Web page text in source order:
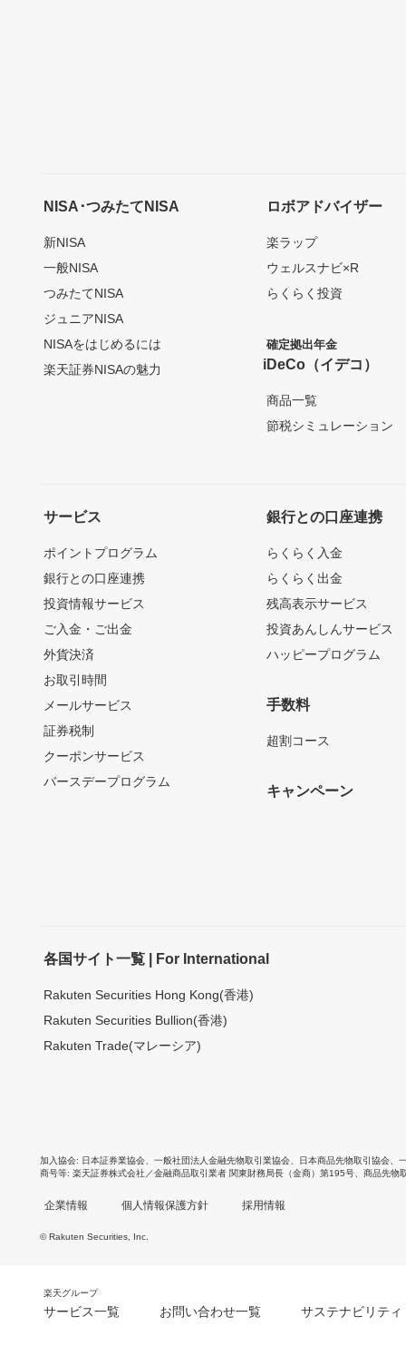
NISA･つみたてNISA
新NISA
一般NISA
つみたてNISA
ジュニアNISA
NISAをはじめるには
楽天証券NISAの魅力
ロボアドバイザー
楽ラップ
ウェルスナビ×R
らくらく投資
確定拠出年金
iDeCo（イデコ）
商品一覧
節税シミュレーション
サービス
ポイントプログラム
銀行との口座連携
投資情報サービス
ご入金・ご出金
外貨決済
お取引時間
メールサービス
証券税制
クーポンサービス
バースデープログラム
銀行との口座連携
らくらく入金
らくらく出金
残高表示サービス
投資あんしんサービス
ハッピープログラム
手数料
超割コース
キャンペーン
各国サイト一覧 | For International
Rakuten Securities Hong Kong(香港)
Rakuten Securities Bullion(香港)
Rakuten Trade(マレーシア)
加入協会 日本証券業協会 一般社団法人金融先物取引業協会 日本商品先物取引協会
商号等 楽天証券株式会社／金融商品取引業者 関東財務局長（金商）第195号、商品先物
企業情報 個人情報保護方針 採用情報
© Rakuten Securities, Inc.
楽天グループ
サービス一覧 お問い合わせ一覧 サステナビリティ